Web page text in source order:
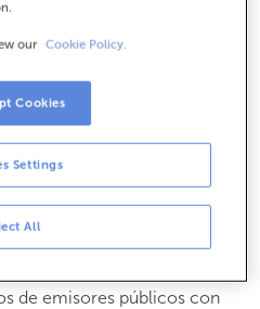
a 14:00.
atenderemos el día y hora
8:15 a 11:00
de caja será losmartes y
de emisores públicos con
our Cookie Policy.
All
Settings
Cookies